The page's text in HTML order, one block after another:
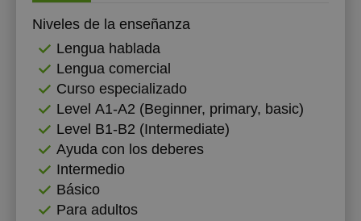
Niveles de la enseñanza
Lengua hablada
Lengua comercial
Curso especializado
Level А1-А2 (Beginner, primary, basic)
Level B1-B2 (Intermediate)
Ayuda con los deberes
Intermedio
Básico
Para adultos